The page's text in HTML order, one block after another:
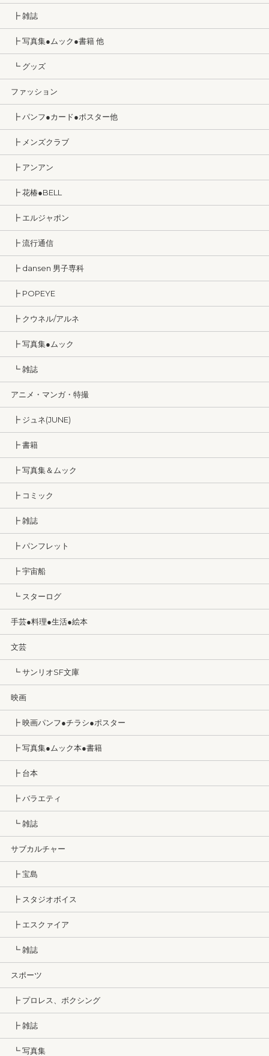
┣ 雑誌
┣ 写真集●ムック●書籍 他
┗ グッズ
ファッション
┣ パンフ●カード●ポスター他
┣ メンズクラブ
┣ アンアン
┣ 花椿●BELL
┣ エルジャポン
┣ 流行通信
┣ dansen 男子専科
┣ POPEYE
┣ クウネル/アルネ
┣ 写真集●ムック
┗ 雑誌
アニメ・マンガ・特撮
┣ ジュネ(JUNE)
┣ 書籍
┣ 写真集＆ムック
┣ コミック
┣ 雑誌
┣ パンフレット
┣ 宇宙船
┗ スターログ
手芸●料理●生活●絵本
文芸
┗ サンリオSF文庫
映画
┣ 映画パンフ●チラシ●ポスター
┣ 写真集●ムック本●書籍
┣ 台本
┣ バラエティ
┗ 雑誌
サブカルチャー
┣ 宝島
┣ スタジオボイス
┣ エスクァイア
┗ 雑誌
スポーツ
┣ プロレス、ボクシング
┣ 雑誌
┗ 写真集